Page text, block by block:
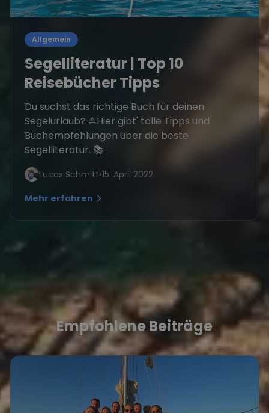
Allgemein
Segelliteratur | Top 10
Reisebücher Tipps
Du suchst das richtige Buch für deinen
Segelurlaub? ⛵Hier gibt' tolle Tipps und
Buchempfehlungen über die beste
Segelliteratur. 📚
Lucas Schmitt•15. April 2022
Mehr erfahren
Empfohlene Beiträge